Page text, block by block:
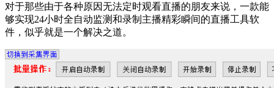
对于那些由于各种原因无法定时观看直播的朋友来说，一款能
够实现24小时全自动监测和录制主播精彩瞬间的直播工具软
件，似乎就是一个解决之道。